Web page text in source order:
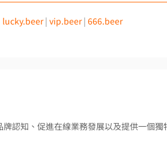
lucky.beer | vip.beer | 666.beer
認知、促進在線業務發展以及提供一個獨